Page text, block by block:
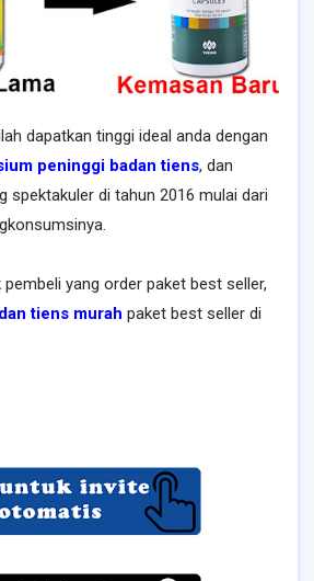
dapatkan tinggi ideal anda dengan
peninggi badan tiens, dan
spektakuler di tahun 2016 mulai dari
yang order paket best seller,
tiens murah paket best seller di